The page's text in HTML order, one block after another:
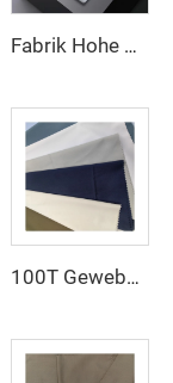
Fabrik Hohe Qualität TR Twill-Einfarbig Stoff Mittlerer Osten Männer Robe Set Hemd-Stoff leichtes Gewicht
100T Gewebe Flach micro-faser Polyester Stoff Toyobo Arabischer Thobe-Stoff